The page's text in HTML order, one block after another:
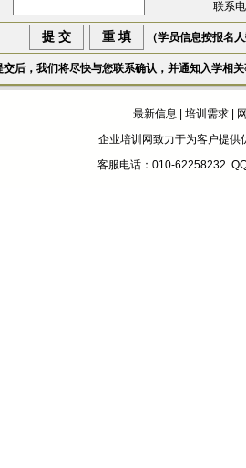
联系
（学员信息按报名
后，我们将尽快与您联系确认，并通知入学相
最新信息 | 培训需求|
企业培训网致力于为客户提供
客服电话：010-62258232